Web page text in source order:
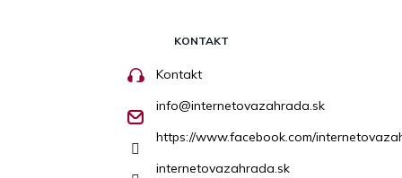
KONTAKT
Kontakt
info@internetovazahrada.sk
https://www.facebook.com/
internetovazahrada.sk